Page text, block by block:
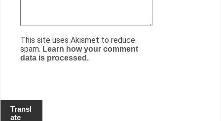
This site uses Akismet to reduce
spam. Learn how your comment
data is processed.
Transl
ate